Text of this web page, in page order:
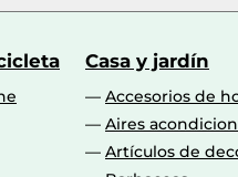
Casa y jardín
Accesorios de
Aires
Artículos de